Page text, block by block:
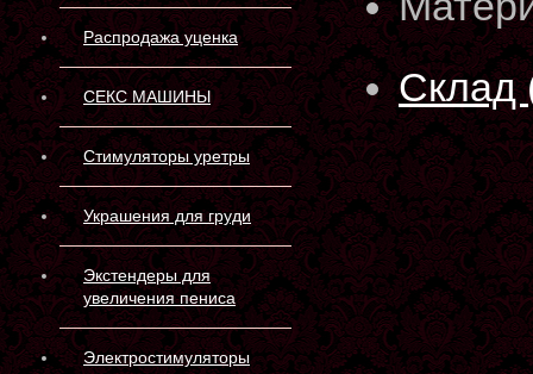
Распродажа уценка
СЕКС МАШИНЫ
Стимуляторы уретры
Украшения для груди
Экстендеры для
увеличения пениса
Электростимуляторы
Склад